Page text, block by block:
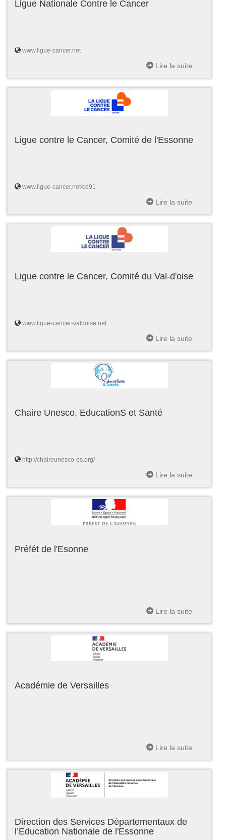
Ligue Nationale Contre le Cancer
www.ligue-cancer.net
Lire la suite
Ligue contre le Cancer, Comité de l'Essonne
www.ligue-cancer.net/cd91
Lire la suite
Ligue contre le Cancer, Comité du Val-d'oise
www.ligue-cancer-valdoise.net
Lire la suite
Chaire Unesco, EducationS et Santé
http://chaireunesco-es.org/
Lire la suite
Préfét de l'Esonne
Lire la suite
Académie de Versailles
Lire la suite
Direction des Services Départementaux de
l’Education Nationale de l'Essonne